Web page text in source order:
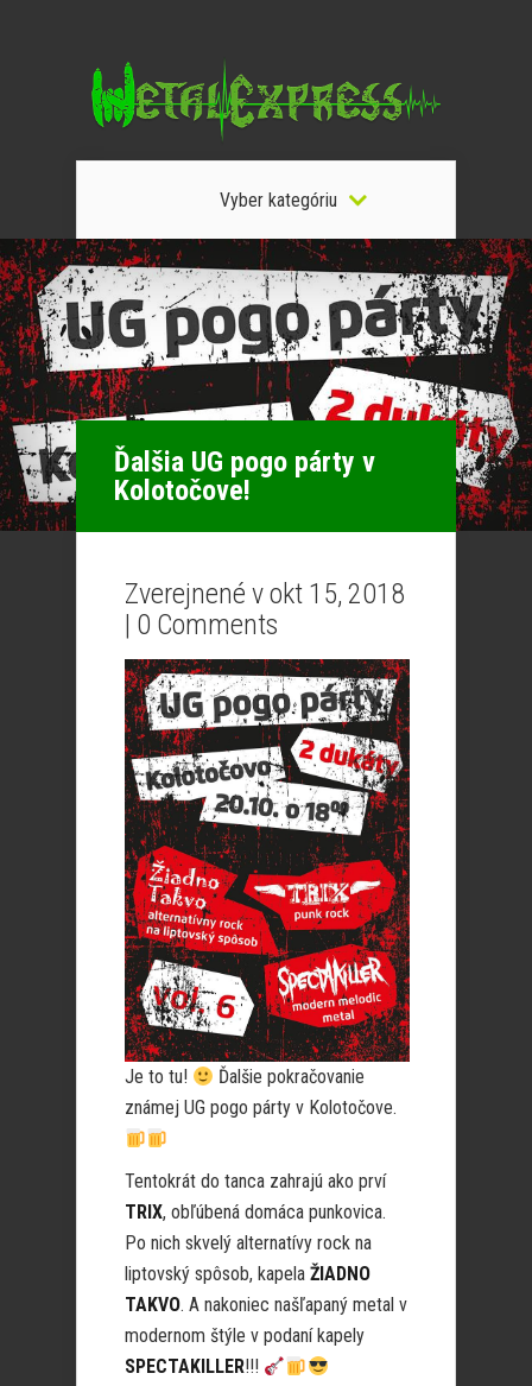
Vyber kategóriu
Ďalšia UG pogo párty v
Kolotočove!
Zverejnené v okt 15, 2018
| 0 Comments
Je to tu!
Ďalšie pokračovanie
známej UG pogo párty v Kolotočove.
Tentokrát do tanca zahrajú ako prví
TRIX, obľúbená domáca punkovica.
Po nich skvelý alternatívy rock na
liptovský spôsob, kapela ŽIADNO
TAKVO. A nakoniec našľapaný metal v
modernom štýle v podaní kapely
SPECTAKILLER!!!